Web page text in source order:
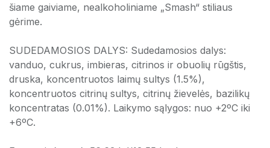
šiame gaiviame, nealkoholiniame „Smash“ stiliaus
gėrime.
SUDEDAMOSIOS DALYS: Sudedamosios dalys:
vanduo, cukrus, imbieras, citrinos ir obuolių rūgštis,
druska, koncentruotos laimų sultys (1.5%),
koncentruotos citrinų sultys, citrinų žievelės, bazilikų
koncentratas (0.01%). Laikymo sąlygos: nuo +2ºC iki
+6ºC.